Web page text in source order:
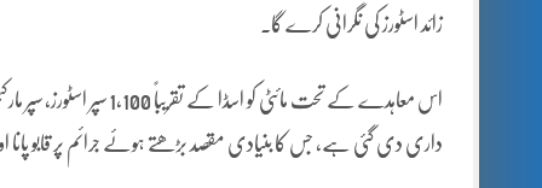
زائد اسٹورز کی نگرانی کرے گا۔
اس معاہدے کے تحت مائٹی
داری دی گئی ہے، جس کا بنیادی مقصد بڑھتے ہوئے جرائم پر قابو پانا